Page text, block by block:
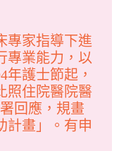
專家指導下進
專業能力，以
年護士節起，
照住院醫院醫
回應，規畫
計畫」。有申